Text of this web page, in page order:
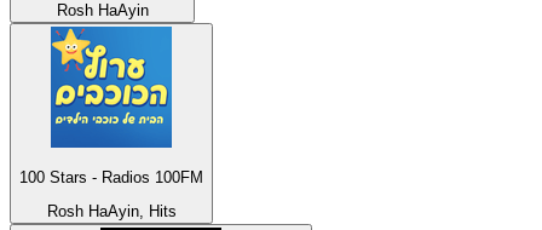
Rosh HaAyin
100 Stars - Radios 100FM
Rosh HaAyin, Hits